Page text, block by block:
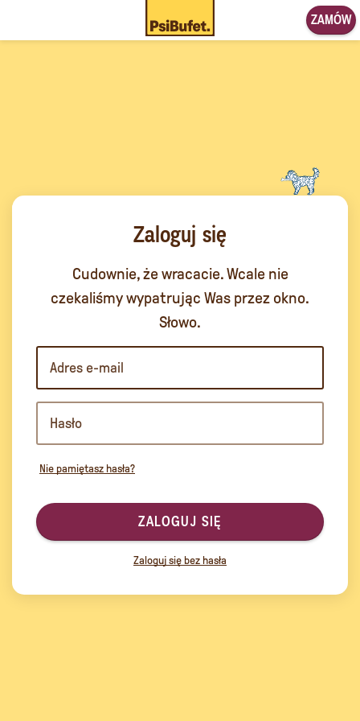
ZAMÓW
Zaloguj się
Cudownie, że wracacie. Wcale nie
czekaliśmy wypatrując Was przez okno.
Słowo.
Nie pamiętasz hasła?
ZALOGUJ SIĘ
Zaloguj się bez hasła